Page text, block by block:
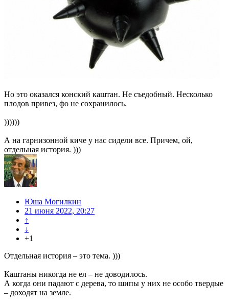
Но это оказался конский каштан. Не съедобный. Несколько
плодов привез, фо не сохранилось.
))))))
А на гарнизонной киче у нас сидели все. Причем, ой,
отдельная история. )))
Юша Могилкин
21 июня 2022, 20:27
↑
↓
+1
Отдельная история – это тема. )))
Каштаны никогда не ел – не доводилось.
А когда они падают с дерева, то шипы у них не особо твердые
– доходят на земле.